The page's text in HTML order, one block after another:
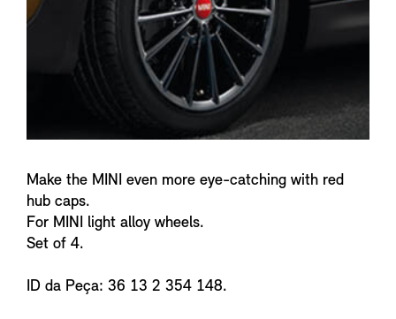
Make the MINI even more eye-catching with red
hub caps.
For MINI light alloy wheels.
Set of 4.
ID da Peça: 36 13 2 354 148.